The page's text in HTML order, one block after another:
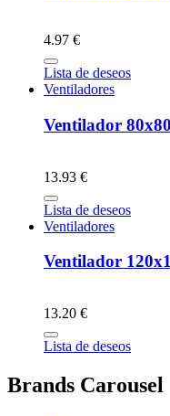
4.97 €
Lista de deseos
Ventiladores
Ventilador
13.93 €
Lista de deseos
Ventiladores
Ventilador
13.20 €
Lista de deseos
Brands Carousel